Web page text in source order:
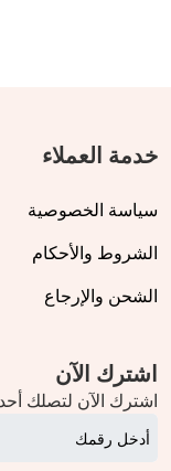
خدمة العملاء
سياسة الخصوصية
الشروط والأحكام
الشحن والإرجاع
اشترك الآن
اشترك الآن لتصلك